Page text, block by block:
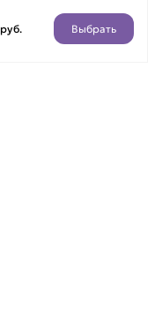
руб. Выбрать